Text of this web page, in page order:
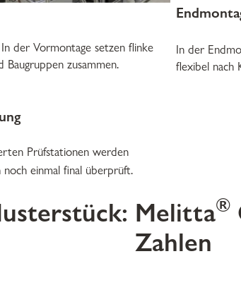
der Vormontage setzen flinke
Baugruppen zusammen.
In der
flexibel nach
Prüfstationen werden
noch einmal final überprüft.
Melitta®
Zahlen